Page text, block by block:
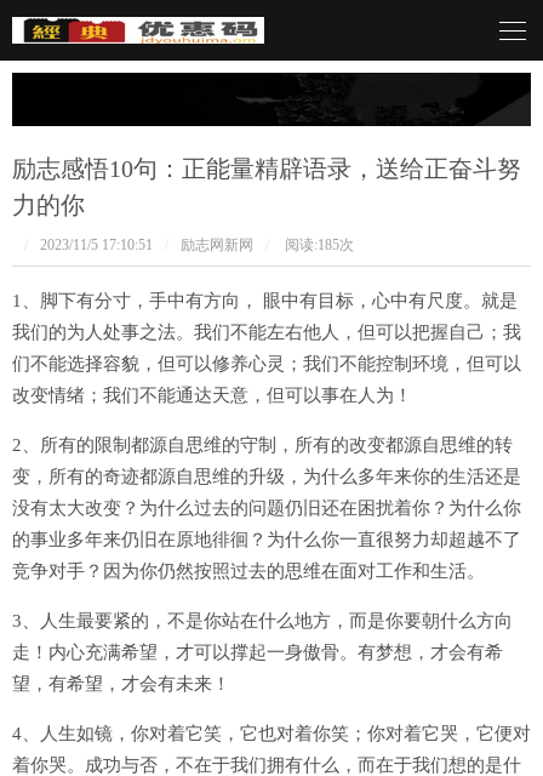
励志感悟10句：正能量精辟语录，送给正奋斗努
力的你
2023/11/5 17:10:51 励志网新网 阅读:185次
1、脚下有分寸，手中有方向， 眼中有目标，心中有尺度。就是
我们的为人处事之法。我们不能左右他人，但可以把握自己；我
们不能选择容貌，但可以修养心灵；我们不能控制环境，但可以
改变情绪；我们不能通达天意，但可以事在人为！
2、所有的限制都源自思维的守制，所有的改变都源自思维的转
变，所有的奇迹都源自思维的升级，为什么多年来你的生活还是
没有太大改变？为什么过去的问题仍旧还在困扰着你？为什么你
的事业多年来仍旧在原地徘徊？为什么你一直很努力却超越不了
竞争对手？因为你仍然按照过去的思维在面对工作和生活。
3、人生最要紧的，不是你站在什么地方，而是你要朝什么方向
走！内心充满希望，才可以撑起一身傲骨。有梦想，才会有希
望，有希望，才会有未来！
4、人生如镜，你对着它笑，它也对着你笑；你对着它哭，它便对
着你哭。成功与否，不在于我们拥有什么，而在于我们想的是什